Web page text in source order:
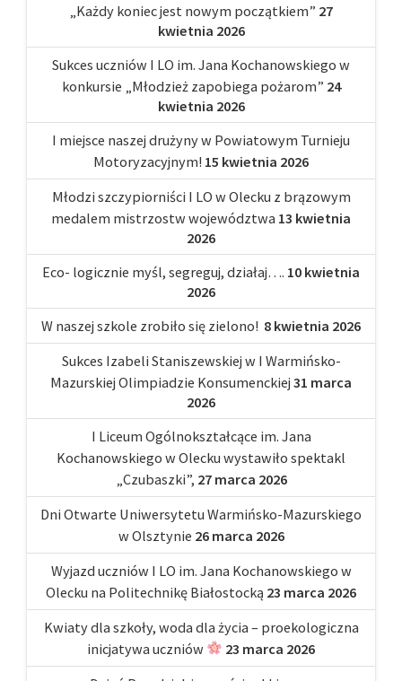
„Każdy koniec jest nowym początkiem” 27
kwietnia 2026
Sukces uczniów I LO im. Jana Kochanowskiego w
konkursie „Młodzież zapobiega pożarom” 24
kwietnia 2026
I miejsce naszej drużyny w Powiatowym Turnieju
Motoryzacyjnym! 15 kwietnia 2026
Młodzi szczypiorniści I LO w Olecku z brązowym
medalem mistrzostw województwa 13 kwietnia
2026
Eco- logicznie myśl, segreguj, działaj…. 10 kwietnia
2026
W naszej szkole zrobiło się zielono! 8 kwietnia 2026
Sukces Izabeli Staniszewskiej w I Warmińsko-
Mazurskiej Olimpiadzie Konsumenckiej 31 marca
2026
I Liceum Ogólnokształcące im. Jana
Kochanowskiego w Olecku wystawiło spektakl
„Czubaszki”, 27 marca 2026
Dni Otwarte Uniwersytetu Warmińsko-Mazurskiego
w Olsztynie 26 marca 2026
Wyjazd uczniów I LO im. Jana Kochanowskiego w
Olecku na Politechnikę Białostocką 23 marca 2026
Kwiaty dla szkoły, woda dla życia – proekologiczna
inicjatywa uczniów
23 marca 2026